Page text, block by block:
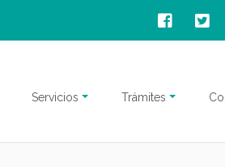
Servicios Trámites